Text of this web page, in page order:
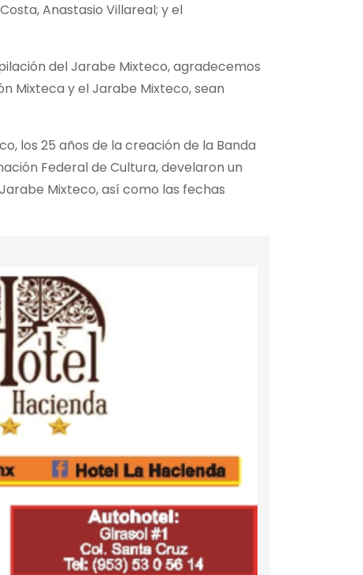
Anastasio Villareal; y el
del Jarabe Mixteco, agradecemos
Mixteca y el Jarabe Mixteco, sean
los 25 años de la creación de la Banda
Federal de Cultura, develaron un
Mixteco, así como las fechas